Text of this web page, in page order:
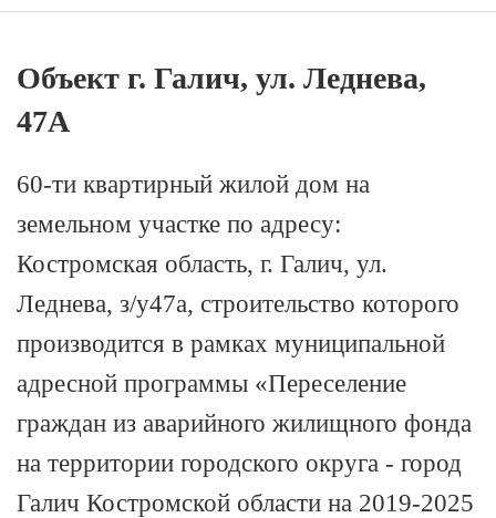
Объект г. Галич, ул. Леднева,
47А
60-ти квартирный жилой дом на
земельном участке по адресу:
Костромская область, г. Галич, ул.
Леднева, з/у47а, строительство которого
производится в рамках муниципальной
адресной программы «Переселение
граждан из аварийного жилищного фонда
на территории городского округа - город
Галич Костромской области на 2019-2025